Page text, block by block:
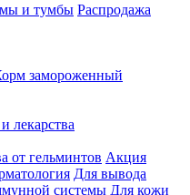
и тумбы Распродажа
замороженный
лекарства
от гельминтов Акция
Для вывода
системы Для кожи